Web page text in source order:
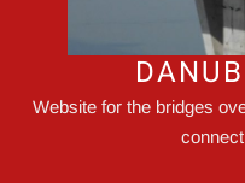
Website for the bridges